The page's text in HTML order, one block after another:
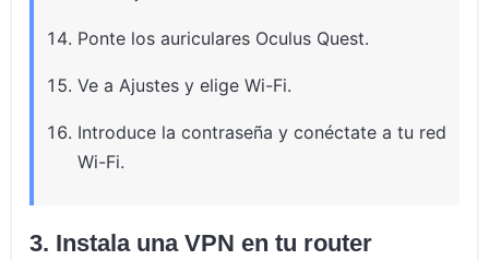
Ponte los auriculares Oculus Quest.
Ve a Ajustes y elige Wi-Fi.
Introduce la contraseña y conéctate a tu red
Wi-Fi.
3. Instala una VPN en tu router